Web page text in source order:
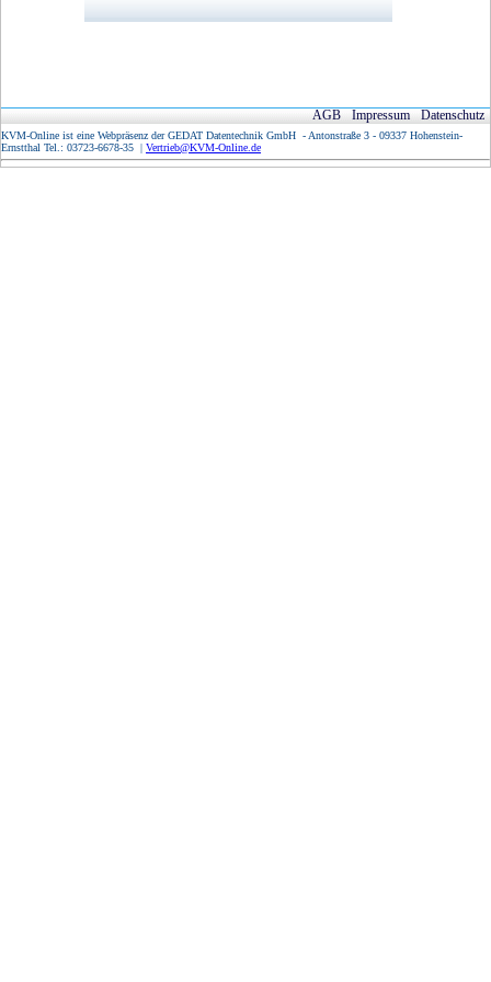
AGB Impressum Datenschutz
KVM-Online ist eine Webpräsenz der GEDAT Datentechnik GmbH - Antonstraße 3 - 09337 Hohenstein-
Ernstthal Tel.: 03723-6678-35 | Vertrieb@KVM-Online.de